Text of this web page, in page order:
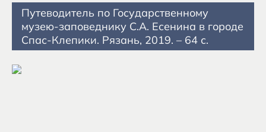
Путеводитель по Государственному
музею-заповеднику С.А. Есенина в городе
Спас-Клепики. Рязань, 2019. – 64 с.